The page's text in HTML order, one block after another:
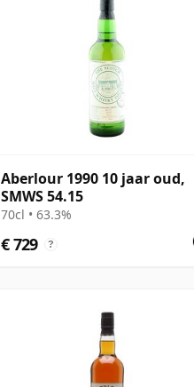
Aberlour 1990 10 jaar oud,
SMWS 54.15
70cl • 63.3%
€ 729 ?